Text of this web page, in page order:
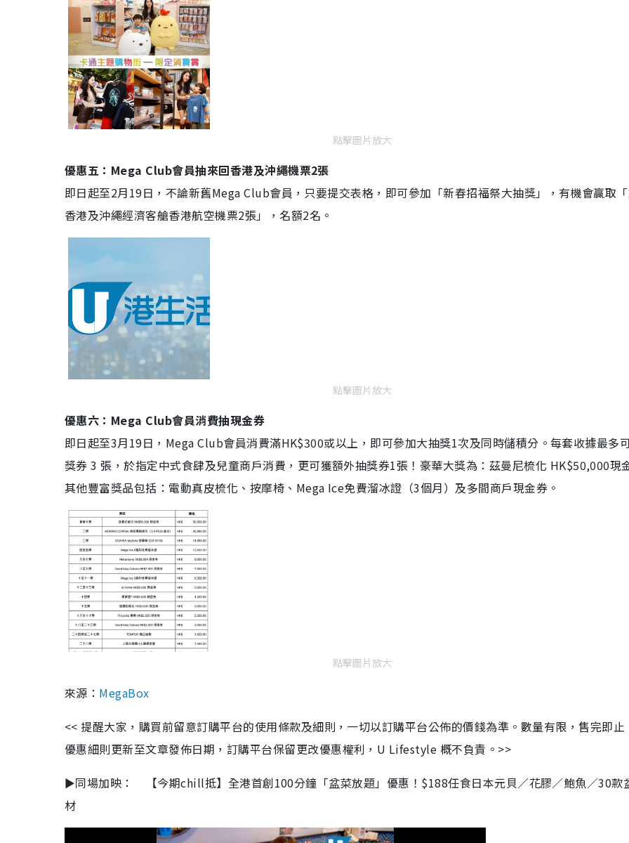
點擊圖片放大
優惠五：Mega Club會員抽來回香港及沖繩機票2張
即日起至2月19日，不論新舊Mega Club會員，只要提交表格，即可參加「新春招福祭大抽獎」，有機會贏取
香港及沖繩經濟客艙香港航空機票2張」，名額2名。
點擊圖片放大
優惠六：Mega Club會員消費抽現金券
即日起至3月19日，Mega Club會員消費滿HK$300或以上，即可參加大抽獎1次及同時儲積分。每套收據最多
獎券 3 張，於指定中式食肆及兒童商戶消費，更可獲額外抽獎券1張！豪華大獎為：茲曼尼梳化 HK$50,000現
其他豐富獎品包括：電動真皮梳化、按摩椅、Mega Ice免費溜冰證（3個月）及多間商戶現金券。
點擊圖片放大
來源： MegaBox
<< 提醒大家，購買前留意訂購平台的使用條款及細則，一切以訂購平台公佈的價錢為準。數量有限，售完即止
優惠細則更新至文章發佈日期，訂購平台保留更改優惠權利，U Lifestyle 概不負責。>>
►同場加映： 【今期chill抵】全港首創100分鐘「盆菜放題」優惠！$188任食日本元貝／花膠／鮑魚／30款
材